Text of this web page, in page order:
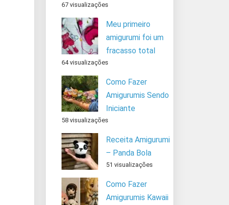
67 visualizações
Meu primeiro
amigurumi foi um
fracasso total
64 visualizações
Como Fazer
Amigurumis Sendo
Iniciante
58 visualizações
Receita Amigurumi
– Panda Bola
51 visualizações
Como Fazer
Amigurumis Kawaii